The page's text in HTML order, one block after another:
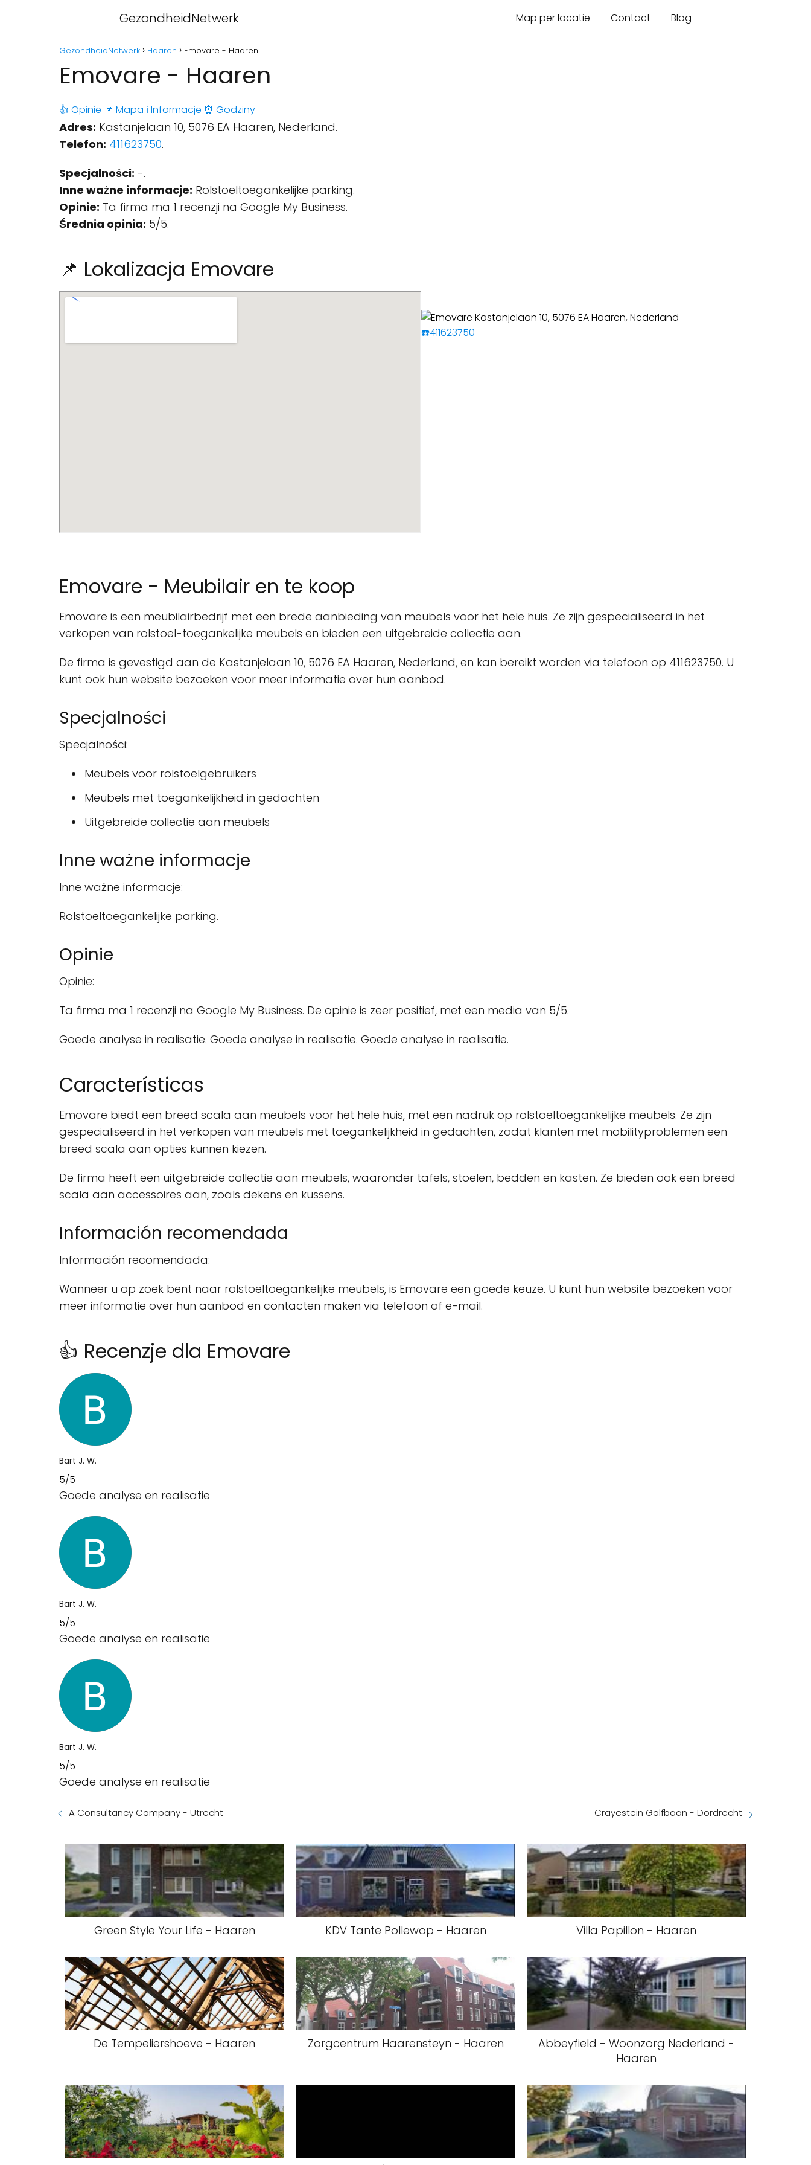
GezondheidNetwerk Map per locatie Contact Blog
GezondheidNetwerk Haaren Emovare - Haaren
Emovare - Haaren
👍 Opinie 📌 Mapa ℹ️ Informacje ⏰ Godziny
Adres: Kastanjelaan 10, 5076 EA Haaren, Nederland.
Telefon: 411623750.
Specjalności: -.
Inne ważne informacje: Rolstoeltoegankelijke parking.
Opinie: Ta firma ma 1 recenzji na Google My Business.
Średnia opinia: 5/5.
📌 Lokalizacja Emovare
☎️411623750
Emovare - Meubilair en te koop
Emovare is een meubilairbedrijf met een brede aanbieding van meubels voor het hele huis. Ze zijn gespecialiseerd in het
verkopen van rolstoel-toegankelijke meubels en bieden een uitgebreide collectie aan.
De firma is gevestigd aan de Kastanjelaan 10, 5076 EA Haaren, Nederland, en kan bereikt worden via telefoon op 411623750. U
kunt ook hun website bezoeken voor meer informatie over hun aanbod.
Specjalności
Specjalności:
Meubels voor rolstoelgebruikers
Meubels met toegankelijkheid in gedachten
Uitgebreide collectie aan meubels
Inne ważne informacje
Inne ważne informacje:
Rolstoeltoegankelijke parking.
Opinie
Opinie:
Ta firma ma 1 recenzji na Google My Business. De opinie is zeer positief, met een media van 5/5.
Goede analyse in realisatie. Goede analyse in realisatie. Goede analyse in realisatie.
Características
Emovare biedt een breed scala aan meubels voor het hele huis, met een nadruk op rolstoeltoegankelijke meubels. Ze zijn
gespecialiseerd in het verkopen van meubels met toegankelijkheid in gedachten, zodat klanten met mobilityproblemen een
breed scala aan opties kunnen kiezen.
De firma heeft een uitgebreide collectie aan meubels, waaronder tafels, stoelen, bedden en kasten. Ze bieden ook een breed
scala aan accessoires aan, zoals dekens en kussens.
Información recomendada
Información recomendada:
Wanneer u op zoek bent naar rolstoeltoegankelijke meubels, is Emovare een goede keuze. U kunt hun website bezoeken voor
meer informatie over hun aanbod en contacten maken via telefoon of e-mail.
👍 Recenzje dla Emovare
Bart J. W.
5/5
Goede analyse en realisatie
Bart J. W.
5/5
Goede analyse en realisatie
Bart J. W.
5/5
Goede analyse en realisatie
A Consultancy Company - Utrecht Crayestein Golfbaan - Dordrecht
Green Style Your Life - Haaren KDV Tante Pollewop - Haaren Villa Papillon - Haaren
De Tempeliershoeve - Haaren Zorgcentrum Haarensteyn - Haaren
Abbeyfield - Woonzorg Nederland -
Haaren